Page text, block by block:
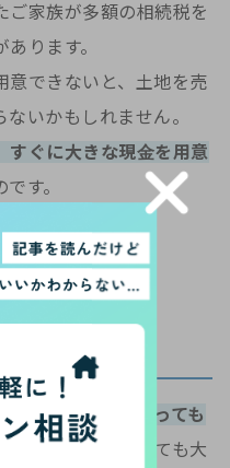
ご家族が多額の相続税を
ります。
意できないと、土地を売
いかもしれません。
すぐに大きな現金を用意
です。
い人は？
が一のことがあっても
は、生命保険がなくても大